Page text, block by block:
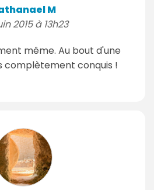
M
2015 à 13h23
même. Au bout d'une
complètement conquis !